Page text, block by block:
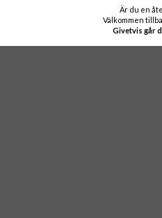
Är du en
Välkommen
Givetvis går